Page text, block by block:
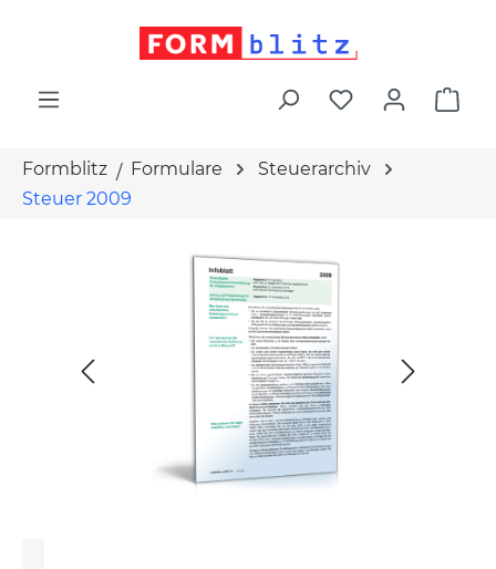
Formblitz Formulare
Steuerarchiv
Steuer 2009